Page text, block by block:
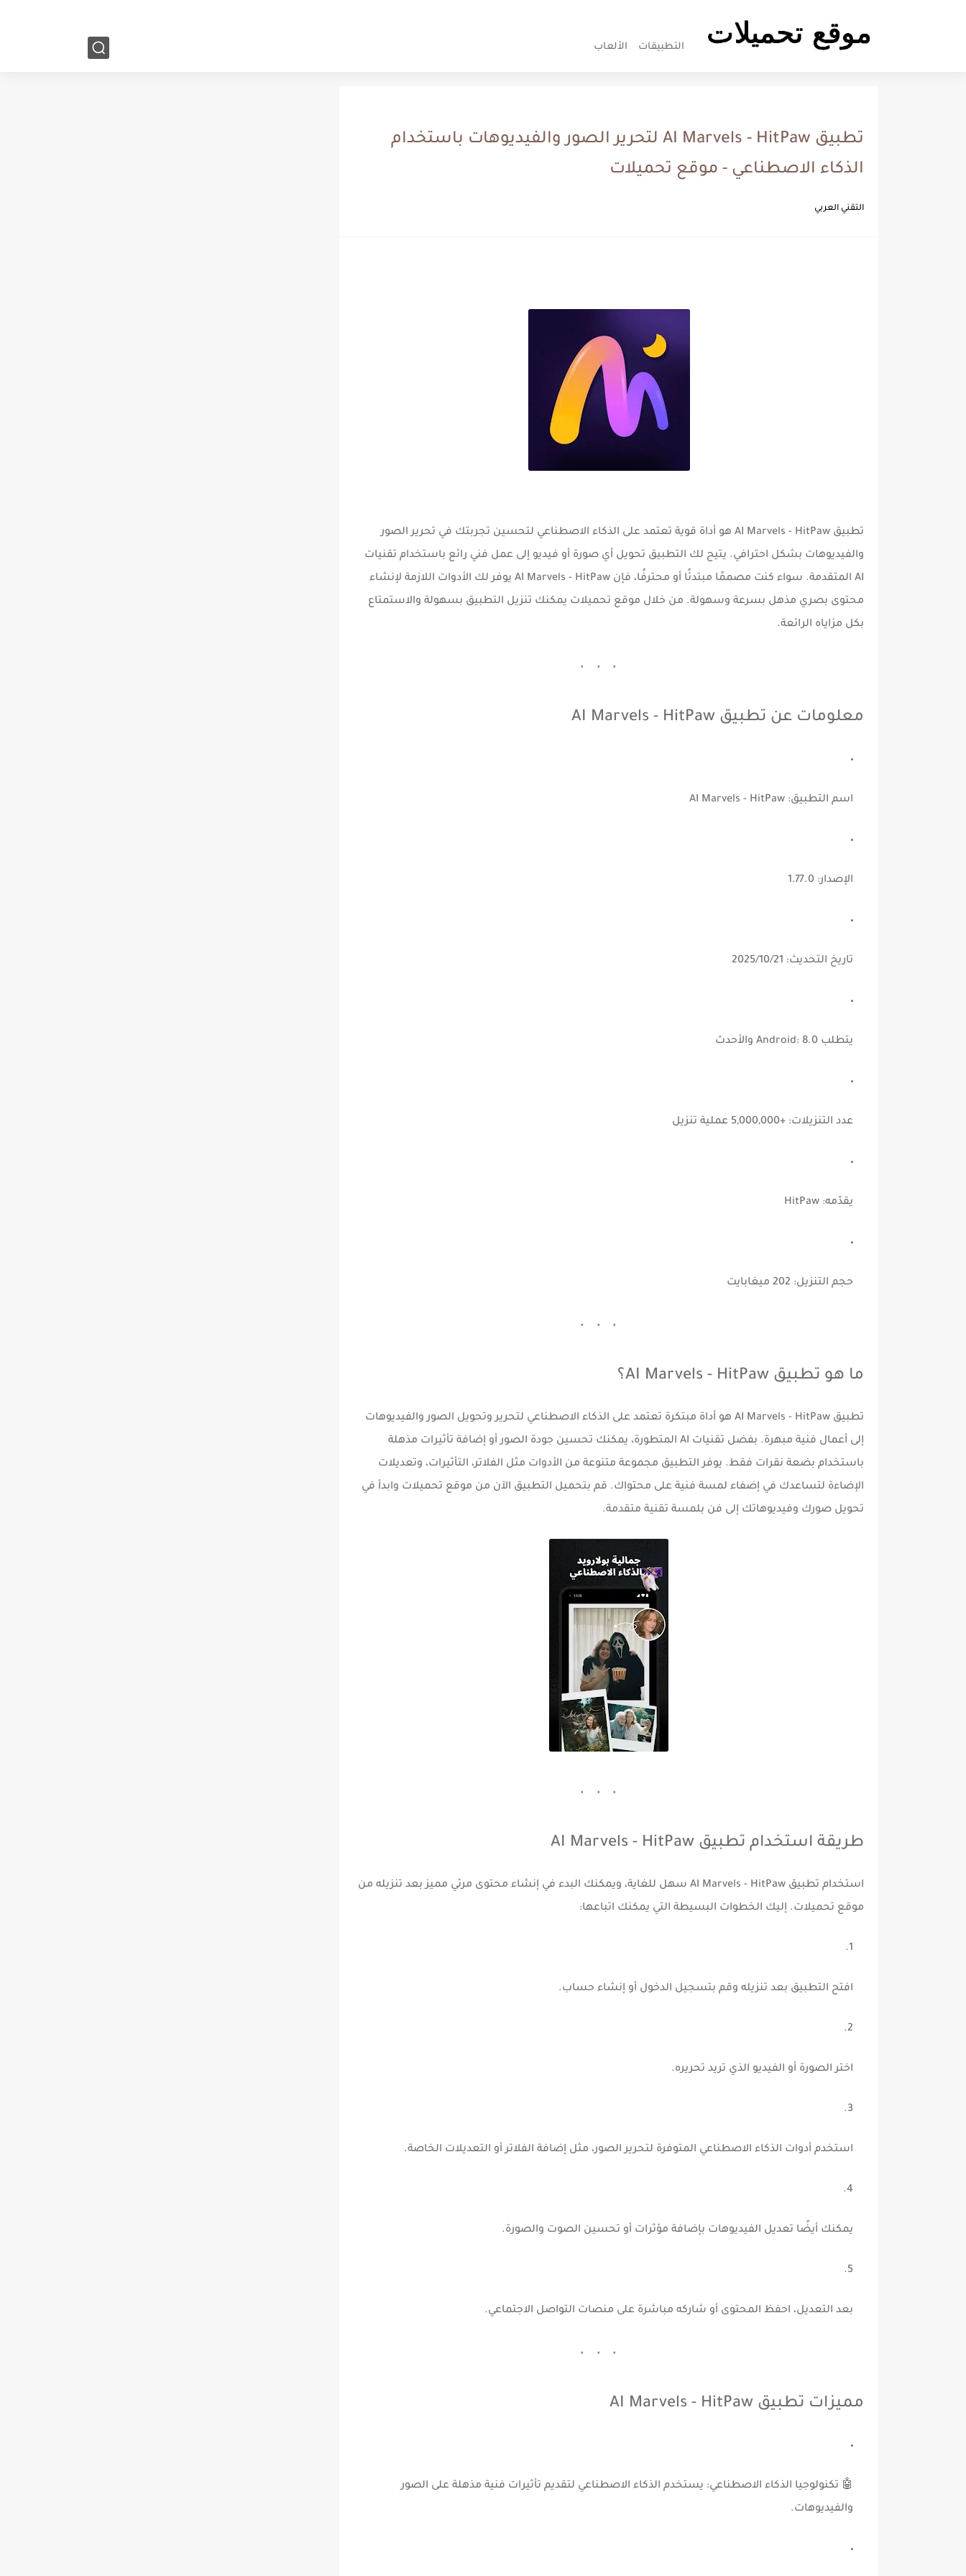
التطبيقات الألعاب
تطبيق AI Marvels - HitPaw لتحرير الصور والفيديوهات باستخدام
الذكاء الاصطناعي - موقع تحميلات
التقني العربي
تطبيق AI Marvels - HitPaw هو أداة قوية تعتمد على الذكاء الاصطناعي لتحسين تجربتك في تحرير الصور
والفيديوهات بشكل احترافي. يتيح لك التطبيق تحويل أي صورة أو فيديو إلى عمل فني رائع باستخدام تقنيات
AI المتقدمة. سواء كنت مصممًا مبتدئًا أو محترفًا، فإن
AI Marvels - HitPaw يوفر لك الأدوات اللازمة لإنشاء
محتوى بصري مذهل بسرعة وسهولة. من خلال موقع تحميلات يمكنك تنزيل التطبيق بسهولة والاستمتاع
بكل مزاياه الرائعة.
معلومات عن تطبيق AI Marvels - HitPaw
اسم التطبيق:
الإصدار:
تاريخ التحديث:
يتطلب Android: 8.0 والأحدث
عدد التنزيلات: +5,000,000 عملية تنزيل
يقدّمه:
حجم التنزيل:
ما هو تطبيق AI Marvels - HitPaw؟
تطبيق AI Marvels - HitPaw هو أداة مبتكرة تعتمد على الذكاء الاصطناعي لتحرير وتحويل الصور والفيديوهات
إلى أعمال فنية مبهرة. بفضل تقنيات AI المتطورة، يمكنك تحسين جودة الصور أو إضافة تأثيرات مذهلة
باستخدام بضعة نقرات فقط. يوفر التطبيق مجموعة متنوعة من الأدوات مثل الفلاتر، التأثيرات، وتعديلات
الإضاءة لتساعدك في إضفاء لمسة فنية على محتواك. قم بتحميل التطبيق الآن من موقع تحميلات وابدأ في
تحويل صورك وفيديوهاتك إلى فن بلمسة تقنية متقدمة.
طريقة استخدام تطبيق AI Marvels - HitPaw
استخدام تطبيق AI Marvels - HitPaw سهل للغاية، ويمكنك البدء في إنشاء محتوى مرئي مميز بعد تنزيله من
موقع تحميلات. إليك الخطوات البسيطة التي يمكنك اتباعها:
افتح التطبيق بعد تنزيله وقم بتسجيل الدخول أو إنشاء حساب.
اختر الصورة أو الفيديو الذي تريد تحريره.
استخدم أدوات الذكاء الاصطناعي المتوفرة لتحرير الصور، مثل إضافة الفلاتر أو التعديلات الخاصة.
يمكنك أيضًا تعديل الفيديوهات بإضافة مؤثرات أو تحسين الصوت والصورة.
بعد التعديل، احفظ المحتوى أو شاركه مباشرة على منصات التواصل الاجتماعي.
مميزات تطبيق AI Marvels - HitPaw
🤖 تكنولوجيا الذكاء الاصطناعي: يستخدم الذكاء الاصطناعي لتقديم تأثيرات فنية مذهلة على الصور
والفيديوهات.